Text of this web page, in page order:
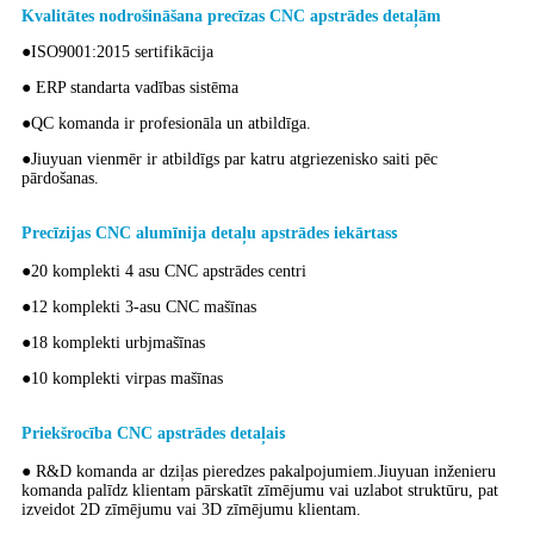
Kvalitātes nodrošināšana precīzas CNC apstrādes detaļām
●ISO9001:2015 sertifikācija
● ERP standarta vadības sistēma
●QC komanda ir profesionāla un atbildīga.
●Jiuyuan vienmēr ir atbildīgs par katru atgriezenisko saiti pēc
pārdošanas.
Precīzijas CNC alumīnija detaļu apstrādes iekārtass
●20 komplekti 4 asu CNC apstrādes centri
●12 komplekti 3-asu CNC mašīnas
●18 komplekti urbjmašīnas
●10 komplekti virpas mašīnas
Priekšrocība CNC apstrādes detaļais
● R&D komanda ar dziļas pieredzes pakalpojumiem.Jiuyuan inženieru
komanda palīdz klientam pārskatīt zīmējumu vai uzlabot struktūru, pat
izveidot 2D zīmējumu vai 3D zīmējumu klientam.